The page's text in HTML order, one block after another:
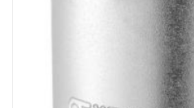
• ISO 2725-1 - DIN 3124 - ISO